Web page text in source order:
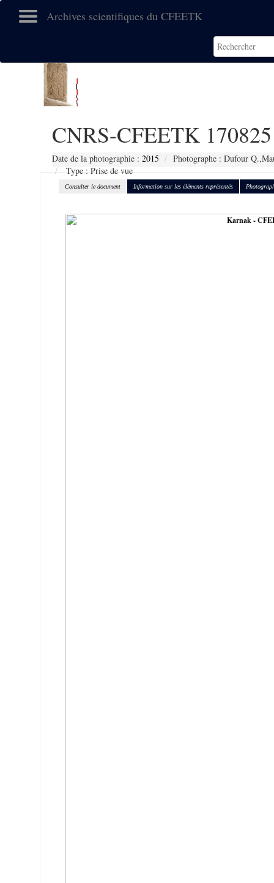
Archives scientifiques du CFEETK
CNRS-CFEETK 170825
Date de la photographie : 2015
Photographe : Dufour
Type : Prise de vue
Consulter le document Information sur les éléments représentés